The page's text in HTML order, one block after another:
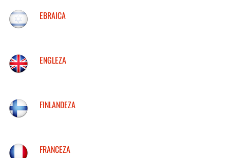
EBRAICA
ENGLEZA
FINLANDEZA
FRANCEZA